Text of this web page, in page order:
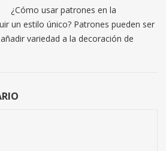
¿Cómo usar patrones en la
un estilo único? Patrones pueden ser
variedad a la decoración de